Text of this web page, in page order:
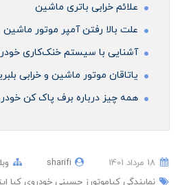
علائم خرابی باتری ماشین
علت بالا رفتن آمپر موتور ماشین
آشنایی با سیستم خنک‌کاری
ياتاقان موتور ماشین و خرابی
همه چیز درباره برف پاک کن
sharifi
نمایندگی کیاموتورز حسینی خودروی کیا